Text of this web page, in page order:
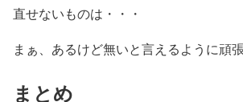
直せないものは・・・
まぁ、あるけど無いと言えるように頑
まとめ